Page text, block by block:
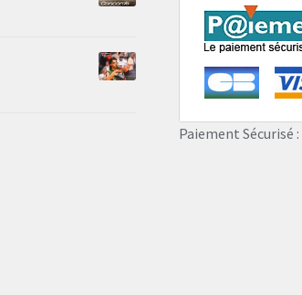
Paiement Sécurisé :